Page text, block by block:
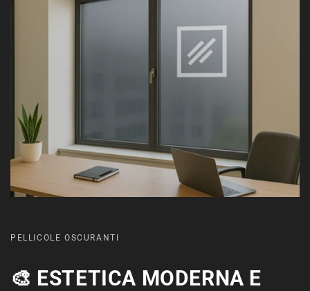
PELLICOLE OSCURANTI
🎨 ESTETICA MODERNA E